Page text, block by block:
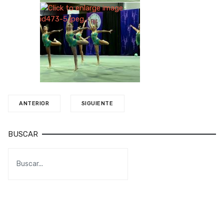
ANTERIOR SIGUIENTE
BUSCAR